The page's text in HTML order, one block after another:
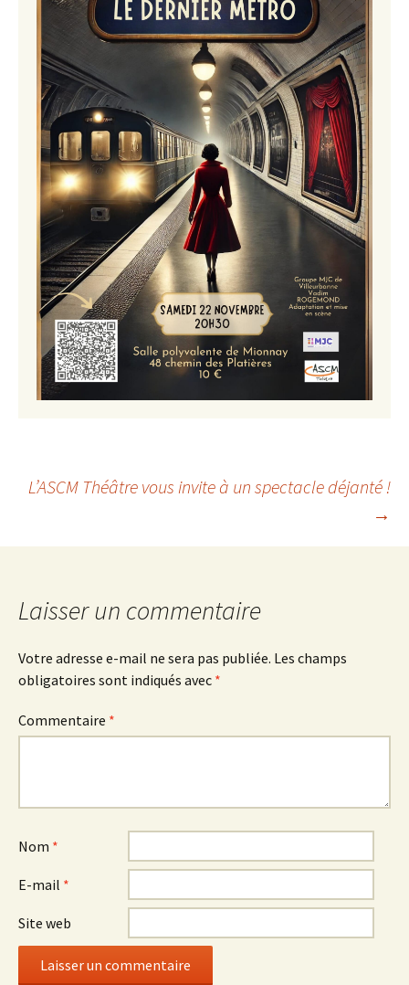
Navigation
des
articles
L’ASCM Théâtre vous invite à un spectacle déjanté !
→
Laisser un commentaire
Votre adresse e-mail ne sera pas publiée. Les champs
obligatoires sont indiqués avec *
Commentaire *
Nom *
E-mail *
Site web